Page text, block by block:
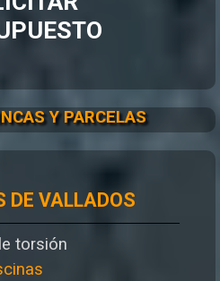
Y PARCELAS
DE VALLADOS
torsión